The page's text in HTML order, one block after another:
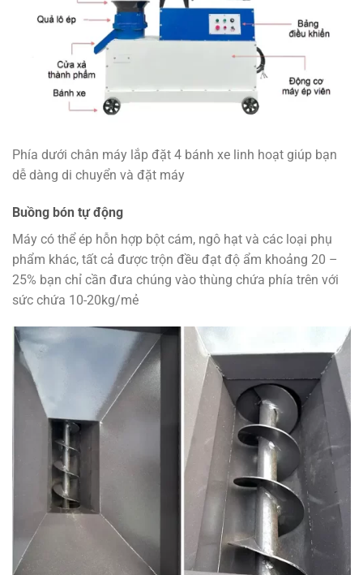
Phía dưới chân máy lắp đặt 4 bánh xe linh hoạt giúp bạn
dễ dàng di chuyển và đặt máy
Buồng bón tự động
Máy có thể ép hỗn hợp bột cám, ngô hạt và các loại phụ
phẩm khác, tất cả được trộn đều đạt độ ẩm khoảng 20 –
25% bạn chỉ cần đưa chúng vào thùng chứa phía trên với
sức chứa 10-20kg/mẻ